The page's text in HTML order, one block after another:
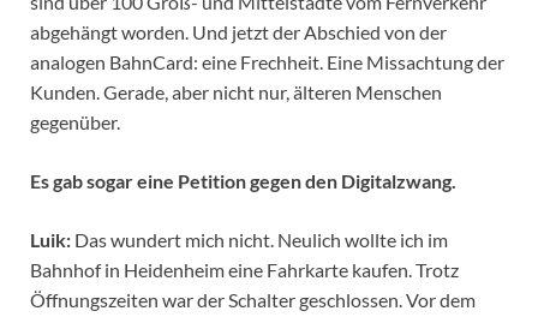
abgehängt worden. Und jetzt der Abschied von der
analogen BahnCard: eine Frechheit. Eine Missachtung der
Kunden. Gerade, aber nicht nur, älteren Menschen
gegenüber.
Es gab sogar eine Petition gegen den Digitalzwang.
Luik: Das wundert mich nicht. Neulich wollte ich im
Bahnhof in Heidenheim eine Fahrkarte kaufen. Trotz
Öffnungszeiten war der Schalter geschlossen. Vor dem